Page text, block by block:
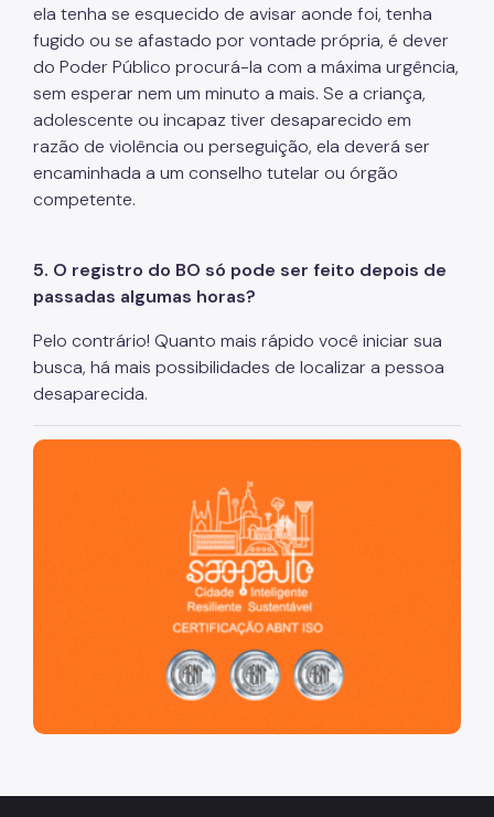
ela tenha se esquecido de avisar aonde foi, tenha
fugido ou se afastado por vontade própria, é dever
do Poder Público procurá-la com a máxima urgência,
sem esperar nem um minuto a mais. Se a criança,
adolescente ou incapaz tiver desaparecido em
razão de violência ou perseguição, ela deverá ser
encaminhada a um conselho tutelar ou órgão
competente.
5. O registro do BO só pode ser feito depois de
passadas algumas horas?
Pelo contrário! Quanto mais rápido você iniciar sua
busca, há mais possibilidades de localizar a pessoa
desaparecida.
São Paulo, cidade inteligente, resiliente e sustentável